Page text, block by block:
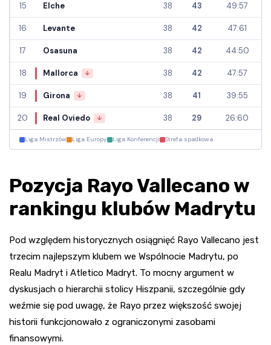
15 Elche 38 43 49:57
16 Levante 38 42 47:61
17 Osasuna 38 42 44:50
18 Mallorca ↓ 38 42 47:57
19 Girona ↓ 38 41 39:55
20 Real Oviedo ↓ 38 29 26:60
Liga Mistrzów Liga Europy Liga Konferencji Strefa spadkowa
Pozycja Rayo Vallecano w
rankingu klubów Madrytu
Pod względem historycznych osiągnięć Rayo Vallecano jest
trzecim najlepszym klubem we Wspólnocie Madrytu, po
Realu Madryt i Atletico Madryt. To mocny argument w
dyskusjach o hierarchii stolicy Hiszpanii, szczególnie gdy
weźmie się pod uwagę, że Rayo przez większość swojej
historii funkcjonowało z ograniczonymi zasobami
finansowymi.